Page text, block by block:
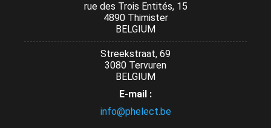
rue des Trois Entités, 15
4890 Thimister
BELGIUM
Streekstraat, 69
3080 Tervuren
BELGIUM
E-mail :
info@phelect.be